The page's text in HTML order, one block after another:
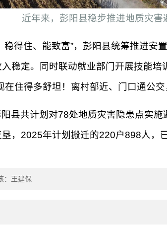
近年来，彭阳县稳步推进地质灾害
稳得住、能致富”，彭阳县统筹推进
稳定。同时联动就业部门开展技能
在住得多舒坦！离村部近、门口通公
县共计划对78处地质灾害隐患点实
，2025年计划搬迁的220户898人，
：王建保